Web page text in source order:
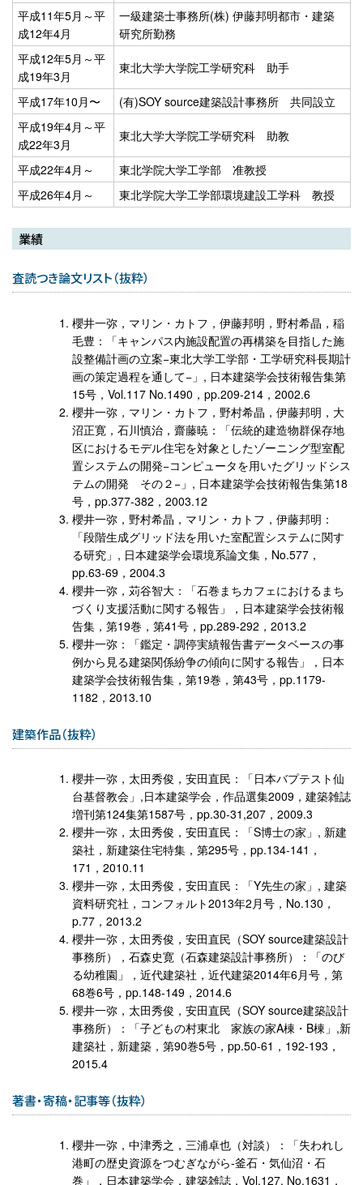
平成11年5月～平
成12年4月
一級建築士事務所(株) 伊藤邦明都市・建築
研究所勤務
平成12年5月～平
成19年3月
東北大学大学院工学研究科 助手
平成17年10月〜
(有)SOY source建築設計事務所 共同設立
平成19年4月～平
成22年3月
東北大学大学院工学研究科 助教
平成22年4月～
東北学院大学工学部 准教授
平成26年4月～
東北学院大学工学部環境建設工学科 教授
業績
査読つき論文リスト（抜粋）
櫻井一弥，マリン・カトフ，伊藤邦明，野村希晶，稲
毛豊：「キャンパス内施設配置の再構築を目指した施
設整備計画の立案−東北大学工学部・工学研究科長期計
画の策定過程を通して−」, 日本建築学会技術報告集第
15号，Vol.117 No.1490，pp.209-214，2002.6
櫻井一弥，マリン・カトフ，野村希晶，伊藤邦明，大
沼正寛，石川慎治，齋藤暁：「伝統的建造物群保存地
区におけるモデル住宅を対象としたゾーニング型室配
置システムの開発−コンピュータを用いたグリッドシス
テムの開発 その２−」, 日本建築学会技術報告集第18
号，pp.377-382，2003.12
櫻井一弥，野村希晶，マリン・カトフ，伊藤邦明：
「段階生成グリッド法を用いた室配置システムに関す
る研究」, 日本建築学会環境系論文集，No.577，
pp.63-69，2004.3
櫻井一弥，苅谷智大：「石巻まちカフェにおけるまち
づくり支援活動に関する報告」，日本建築学会技術報
告集，第19巻，第41号，pp.289-292，2013.2
櫻井一弥：「鑑定・調停実績報告書データベースの事
例から見る建築関係紛争の傾向に関する報告」，日本
建築学会技術報告集，第19巻，第43号，pp.1179-
1182，2013.10
建築作品（抜粋）
櫻井一弥，太田秀俊，安田直民：「日本バプテスト仙
台基督教会」,日本建築学会，作品選集2009，建築雑誌
増刊第124集第1587号，pp.30-31,207，2009.3
櫻井一弥，太田秀俊，安田直民：「S博士の家」, 新建
築社，新建築住宅特集，第295号，pp.134-141，
171，2010.11
櫻井一弥，太田秀俊，安田直民：「Y先生の家」, 建築
資料研究社，コンフォルト2013年2月号，No.130，
p.77，2013.2
櫻井一弥，太田秀俊，安田直民（SOY source建築設計
事務所），石森史寛（石森建築設計事務所）：「のび
る幼稚園」，近代建築社，近代建築2014年6月号，第
68巻6号，pp.148-149，2014.6
櫻井一弥，太田秀俊，安田直民（SOY source建築設計
事務所）：「子どもの村東北 家族の家A棟・B棟」,新
建築社，新建築，第90巻5号，pp.50-61，192-193，
2015.4
著書・寄稿・記事等（抜粋）
櫻井一弥，中津秀之，三浦卓也（対談）：「失われし
港町の歴史資源をつむぎながら-釜石・気仙沼・石
巻」，日本建築学会，建築雑誌，Vol.127, No.1631，